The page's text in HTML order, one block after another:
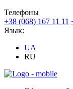
Телефоны
+38 (068) 167 11 11
Язык:
UA
RU